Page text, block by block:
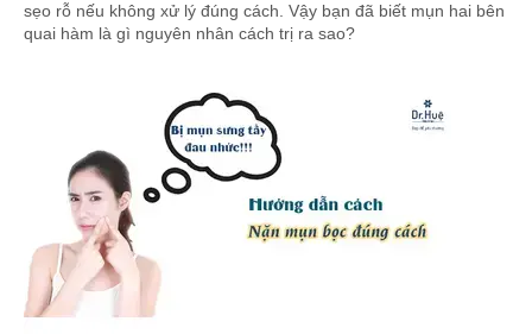
sẹo rỗ nếu không xử lý đúng cách. Vậy bạn đã biết mụn hai bên
quai hàm là gì nguyên nhân cách trị ra sao?